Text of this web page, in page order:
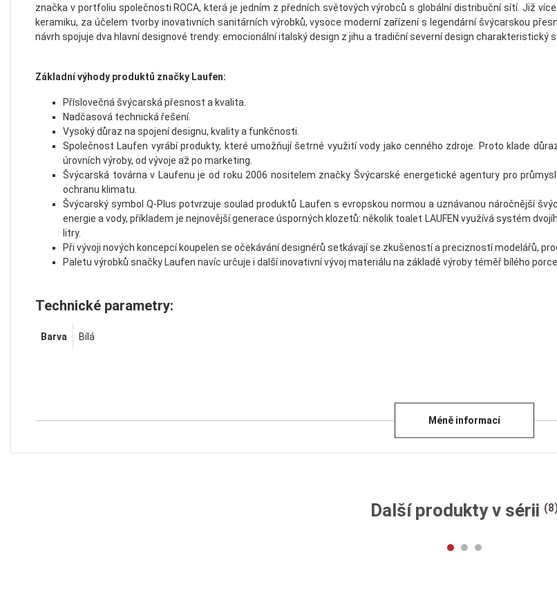
značka v portfoliu společnosti ROCA, která je jedním z předních světových výrobců s globální distribuční sítí. Již
keramiku, za účelem tvorby inovativních sanitárních výrobků, vysoce moderní zařízení s legendární švýcarskou
návrh spojuje dva hlavní designové trendy: emocionální italský design z jihu a tradiční severní design charakteristický
Základní výhody produktů značky Laufen:
Příslovečná švýcarská přesnost a kvalita.
Nadčasová technická řešení.
Vysoký důraz na spojení designu, kvality a funkčnosti.
Společnost Laufen vyrábí produkty, které umožňují šetrné využití vody jako cenného zdroje. Proto klade
úrovních výroby, od vývoje až po marketing.
Švýcarská továrna v Laufenu je od roku 2006 nositelem značky Švýcarské energetické agentury pro
ochranu klimatu.
Švýcarský symbol Q-Plus potvrzuje soulad produktů Laufen s evropskou normou a uznávanou náročnější
energie a vody, příkladem je nejnovější generace úsporných klozetů: několik toalet LAUFEN využívá systém
litry.
Při vývoji nových koncepcí koupelen se očekávání designérů setkávají se zkušeností a precizností modelářů,
Paletu výrobků snačky Laufen navíc určuje i další inovativní vývoj materiálu na základě výroby téměř bílého
Technické parametry:
Barva Bílá
Méně informací
Další produkty v sérii